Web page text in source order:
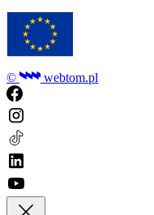
© webtom.pl